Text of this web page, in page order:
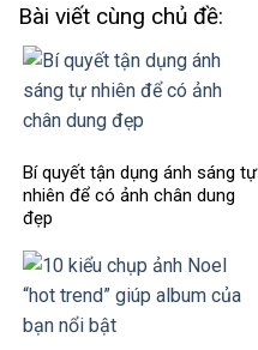
Bài viết cùng chủ đề:
Bí quyết tận dụng ánh sáng tự
nhiên để có ảnh chân dung
đẹp